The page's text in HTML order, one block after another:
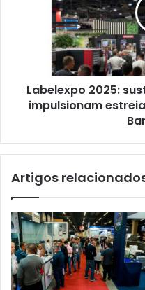
impulsionam
expansão
feira
Labelexpo 2025:
impulsionam
Artigos